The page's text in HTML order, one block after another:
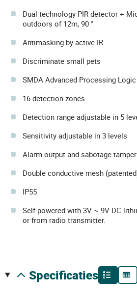
Dual technology PIR detector +
outdoors of 12m, 90 °
Antimasking by active IR
Discriminate small pets
SMDA Advanced Processing Logic
16 detection zones
Detection range adjustable in 5
Sensitivity adjustable in 3 levels
Alarm output and sabotage
Double conductive mesh
IP55
Self-powered with 3V ~ 9V DC
or from radio transmitter.
specificaties